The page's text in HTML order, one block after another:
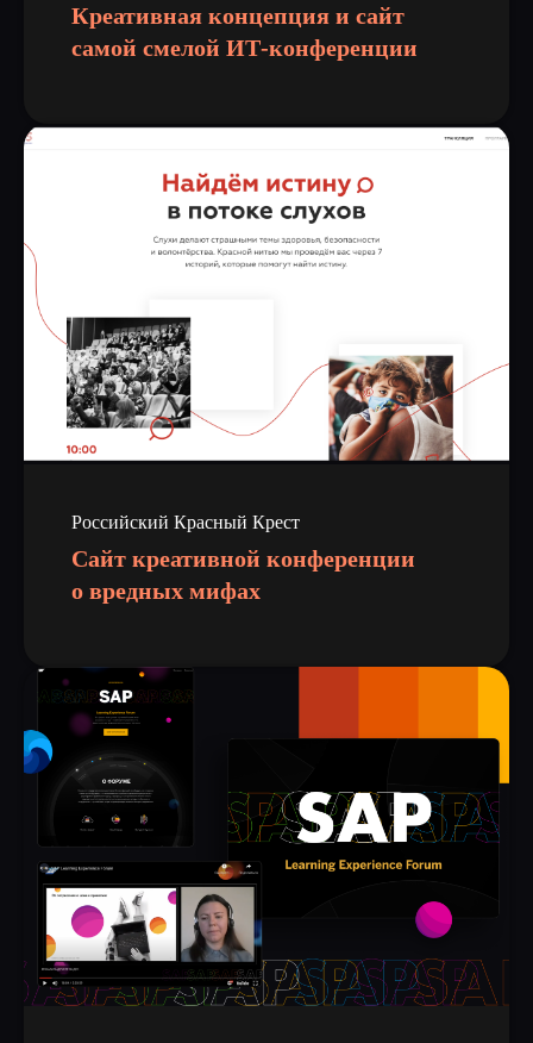
Креативная концепция и сайт
самой смелой ИТ-конференции
Российский Красный Крест
Сайт креативной конференции
о вредных мифах